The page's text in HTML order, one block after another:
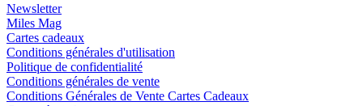
Newsletter
Miles Mag
Cartes cadeaux
Conditions générales d'utilisation
Politique de confidentialité
Conditions générales de vente
Conditions Générales de Vente Cartes Cadeaux